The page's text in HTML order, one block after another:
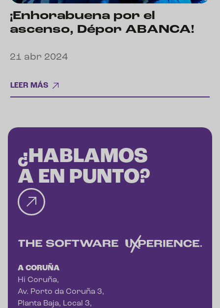
¡Enhorabuena por el
ascenso, Dépor ABANCA!
21 abr 2024
LEER MÁS
¿HABLAMOS
A EN PUNTO?
A CORUÑA
Hi Coruña,
Av. Porto da Coruña 3,
Planta Baja, Local 3,